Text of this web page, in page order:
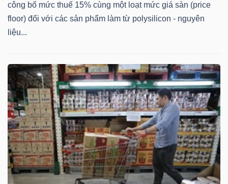
công bố mức thuế 15% cùng một loạt mức giá sàn (price
floor) đối với các sản phẩm làm từ polysilicon - nguyên
liệu...